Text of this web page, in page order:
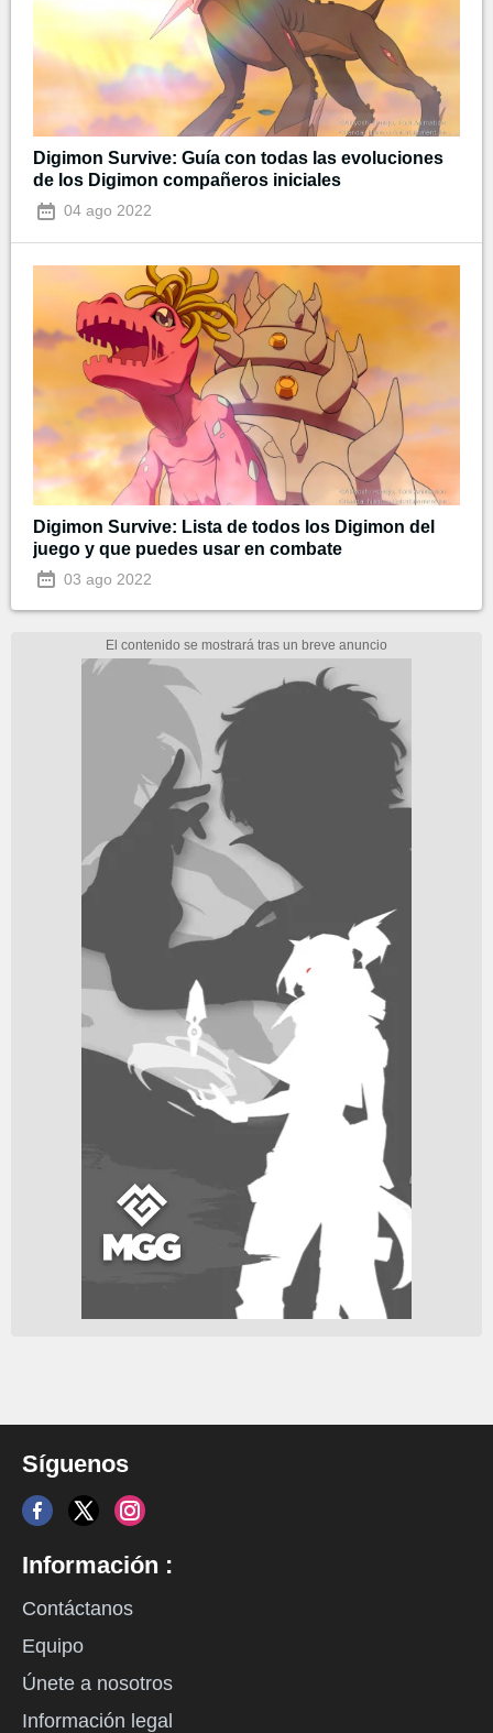
Digimon Survive: Guía con todas las evoluciones
de los Digimon compañeros iniciales
04 ago 2022
Digimon Survive: Lista de todos los Digimon del
juego y que puedes usar en combate
03 ago 2022
Síguenos
Información :
Contáctanos
Equipo
Únete a nosotros
Información legal